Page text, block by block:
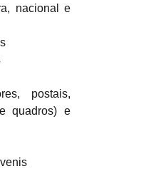
nacional e
postais,
quadros) e